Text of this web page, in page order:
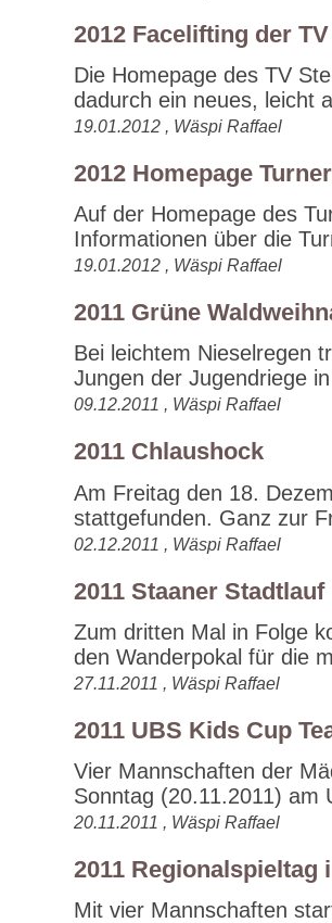
2012 Facelifting der
Die Homepage des TV
dadurch ein neues, leicht
19.01.2012 , Wäspi Raffael
2012 Homepage
Auf der Homepage des
Informationen über die
19.01.2012 , Wäspi Raffael
2011 Grüne
Bei leichtem Nieselregen
Jungen der Jugendriege
09.12.2011 , Wäspi Raffael
2011 Chlaushock
Am Freitag den 18.
stattgefunden. Ganz zur
02.12.2011 , Wäspi Raffael
2011 Staaner Stadtlauf
Zum dritten Mal in Folge
den Wanderpokal für die
27.11.2011 , Wäspi Raffael
2011 UBS Kids Cup
Vier Mannschaften der
Sonntag (20.11.2011) am
20.11.2011 , Wäspi Raffael
2011 Regionalspieltag
Mit vier Mannschaften